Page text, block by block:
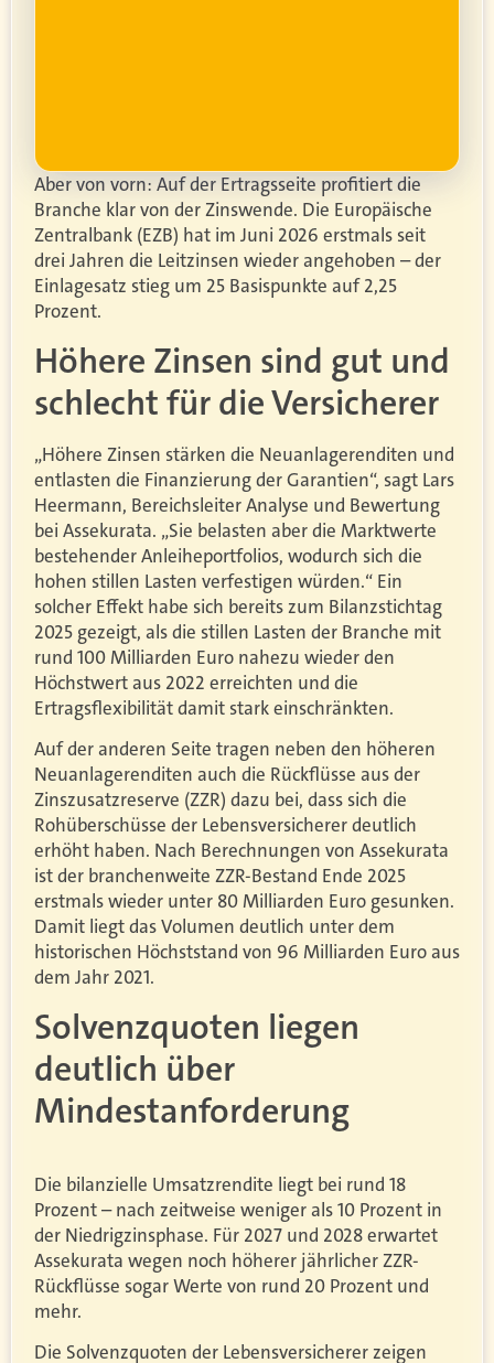
Aber von vorn: Auf der Ertragsseite profitiert die
Branche klar von der Zinswende. Die Europäische
Zentralbank (EZB) hat im Juni 2026 erstmals seit
drei Jahren die Leitzinsen wieder angehoben – der
Einlagesatz stieg um 25 Basispunkte auf 2,25
Prozent.
Höhere Zinsen sind gut und
schlecht für die Versicherer
„Höhere Zinsen stärken die Neuanlagerenditen und
entlasten die Finanzierung der Garantien“, sagt Lars
Heermann, Bereichsleiter Analyse und Bewertung
bei Assekurata. „Sie belasten aber die Marktwerte
bestehender Anleiheportfolios, wodurch sich die
hohen stillen Lasten verfestigen würden.“ Ein
solcher Effekt habe sich bereits zum Bilanzstichtag
2025 gezeigt, als die stillen Lasten der Branche mit
rund 100 Milliarden Euro nahezu wieder den
Höchstwert aus 2022 erreichten und die
Ertragsflexibilität damit stark einschränkten.
Auf der anderen Seite tragen neben den höheren
Neuanlagerenditen auch die Rückflüsse aus der
Zinszusatzreserve (ZZR) dazu bei, dass sich die
Rohüberschüsse der Lebensversicherer deutlich
erhöht haben. Nach Berechnungen von Assekurata
ist der branchenweite ZZR-Bestand Ende 2025
erstmals wieder unter 80 Milliarden Euro gesunken.
Damit liegt das Volumen deutlich unter dem
historischen Höchststand von 96 Milliarden Euro aus
dem Jahr 2021.
Solvenzquoten liegen
deutlich über
Mindestanforderung
Die bilanzielle Umsatzrendite liegt bei rund 18
Prozent – nach zeitweise weniger als 10 Prozent in
der Niedrigzinsphase. Für 2027 und 2028 erwartet
Assekurata wegen noch höherer jährlicher ZZR-
Rückflüsse sogar Werte von rund 20 Prozent und
mehr.
Die Solvenzquoten der Lebensversicherer zeigen